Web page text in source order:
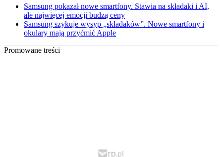
Samsung pokazał nowe smartfony. Stawia na składaki i AI,
ale najwięcej emocji budzą ceny
Samsung szykuje wysyp „składaków”. Nowe smartfony i
okulary mają przyćmić Apple
Promowane treści